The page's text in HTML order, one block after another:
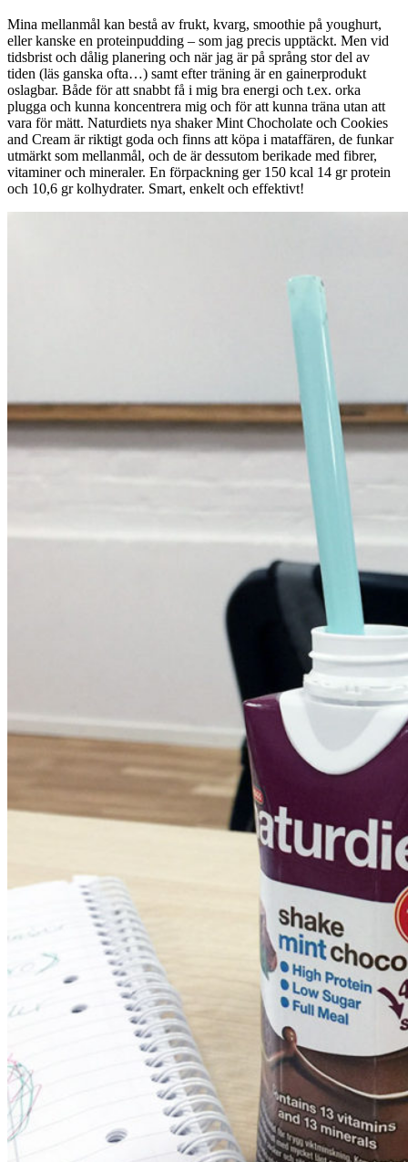
Mina mellanmål kan bestå av frukt, kvarg, smoothie på youghurt,
eller kanske en proteinpudding – som jag precis upptäckt. Men vid
tidsbrist och dålig planering och när jag är på språng stor del av
tiden (läs ganska ofta…) samt efter träning är en gainerprodukt
oslagbar. Både för att snabbt få i mig bra energi och t.ex. orka
plugga och kunna koncentrera mig och för att kunna träna utan att
vara för mätt. Naturdiets nya shaker Mint Chocholate och Cookies
and Cream är riktigt goda och finns att köpa i mataffären, de funkar
utmärkt som mellanmål, och de är dessutom berikade med fibrer,
vitaminer och mineraler. En förpackning ger 150 kcal 14 gr protein
och 10,6 gr kolhydrater. Smart, enkelt och effektivt!